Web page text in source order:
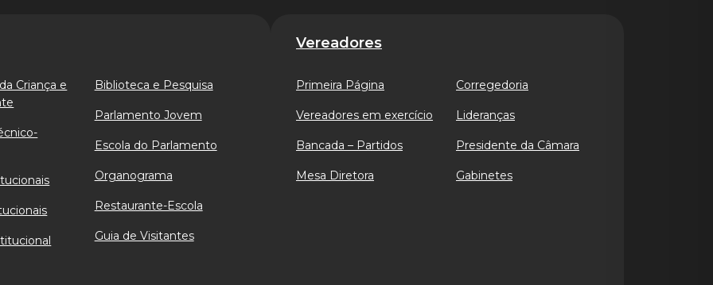
Criança e
Biblioteca e Pesquisa
Parlamento Jovem
Escola do Parlamento
Organograma
Restaurante-Escola
Guia de Visitantes
Vereadores
Primeira Página
Vereadores em exercício
Bancada – Partidos
Mesa Diretora
Corregedoria
Lideranças
Presidente da Câmara
Gabinetes